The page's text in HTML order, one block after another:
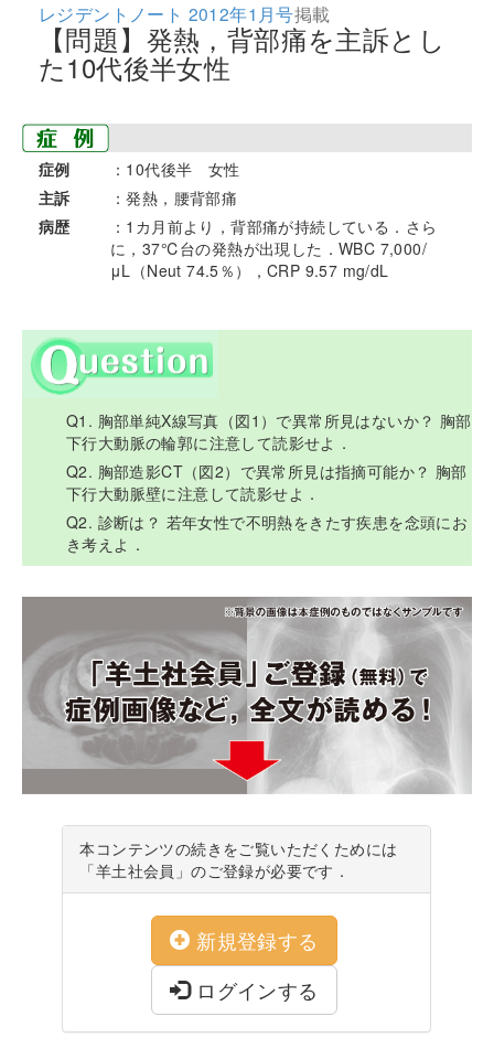
レジデントノート 2012年1月号掲載
【問題】発熱，背部痛を主訴とし
た10代後半女性
症例
：10代後半 女性
主訴
：発熱，腰背部痛
病歴
：1カ月前より，背部痛が持続している．さら
に，37℃台の発熱が出現した．WBC 7,000/
μL（Neut 74.5％），CRP 9.57 mg/dL
Q1. 胸部単純X線写真（図1）で異常所見はないか？ 胸部
下行大動脈の輪郭に注意して読影せよ．
Q2. 胸部造影CT（図2）で異常所見は指摘可能か？ 胸部
下行大動脈壁に注意して読影せよ．
Q2. 診断は？ 若年女性で不明熱をきたす疾患を念頭にお
き考えよ．
本コンテンツの続きをご覧いただくためには
「羊土社会員」のご登録が必要です．
新規登録する
ログインする